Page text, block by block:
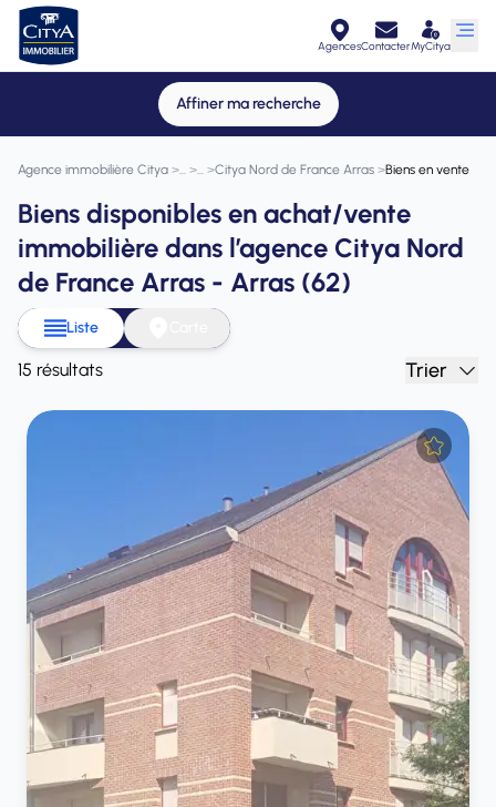
AgencesContacterMyCitya
Affiner ma recherche
Agence immobilière Citya > > >Citya Nord de France Arras >Biens en vente
Biens disponibles en achat/vente
immobilière dans l’agence Citya Nord
de France Arras - Arras (62)
Liste
15 résultats Trier